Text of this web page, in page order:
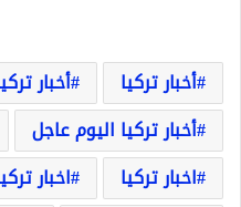
أخبار تركيا
أخبار
أخبار تركيا اليوم عاجل
اخبار تركيا
اخبار